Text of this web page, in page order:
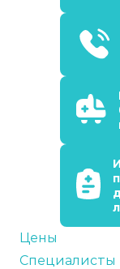
Цены
Специалисты